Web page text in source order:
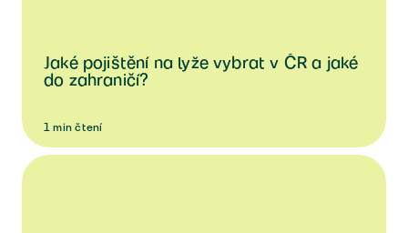
Jaké pojištění na lyže vybrat v ČR a jaké
do zahraničí?
1minčtení